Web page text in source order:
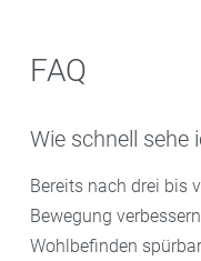
FAQ
Wie schnell sehe
Bereits nach drei bis
Bewegung
Wohlbefinden